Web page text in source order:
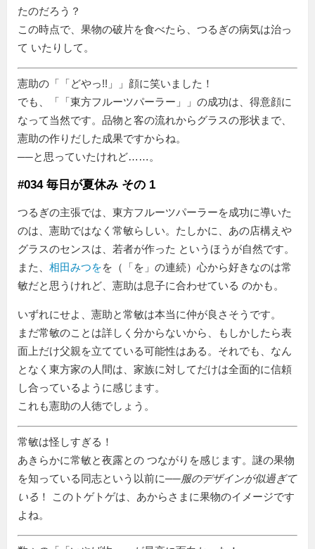
たのだろう？
この時点で、果物の破片を食べたら、つるぎの病気は治っ
て いたりして。
憲助の「 どやっ!!
」顔に笑いました！
でも、「
東方フルーツパーラー
」の成功は、得意顔に
なって当然です。品物と客の流れからグラスの形状まで、
憲助の作りだした成果ですからね。
──と思っていたけれど……。
#034 毎日が夏休み その 1
つるぎの主張では、東方フルーツパーラーを成功に導いた
のは、憲助ではなく常敏らしい。たしかに、あの店構えや
グラスのセンスは、若者が作った というほうが自然です。
また、 相田みつをを（「を」の連続）心から好きなのは常
敏だと思うけれど、憲助は息子に合わせている のかも。
いずれにせよ、憲助と常敏は本当に仲が良さそうです。
まだ常敏のことは詳しく分からないから、もしかしたら表
面上だけ父親を立てている可能性はある。それでも、なん
となく東方家の人間は、家族に対してだけは全面的に信頼
し合っているように感じます。
これも憲助の人徳でしょう。
常敏は怪しすぎる！
あきらかに常敏と夜露との つながりを感じます。謎の果物
を知っている同志という以前に──服のデザインが似過ぎて
いる ！ このトゲトゲは、あからさまに果物のイメージです
よね。